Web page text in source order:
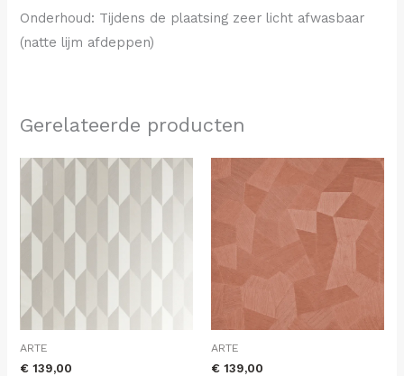
Onderhoud: Tijdens de plaatsing zeer licht afwasbaar
(natte lijm afdeppen)
Gerelateerde producten
ARTE
€ 139,00
ARTE
€ 139,00